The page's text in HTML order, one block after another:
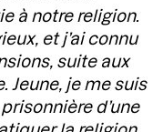
à notre religion.
et j’ai connu
suite aux
Jeune, je me suis
d’une